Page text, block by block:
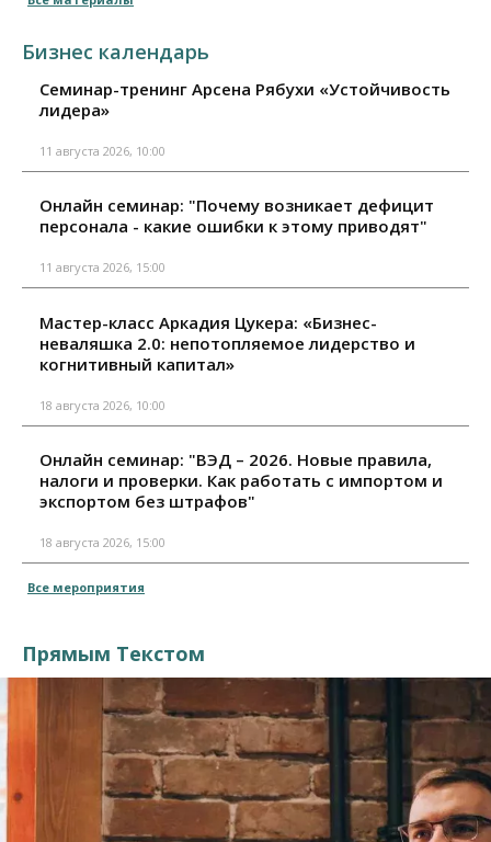
Бизнес календарь
Семинар-тренинг Арсена Рябухи «Устойчивость
лидера»
11 августа 2026, 10:00
Онлайн семинар: "Почему возникает дефицит
персонала - какие ошибки к этому приводят"
11 августа 2026, 15:00
Мастер-класс Аркадия Цукера: «Бизнес-
неваляшка 2.0: непотопляемое лидерство и
когнитивный капитал»
18 августа 2026, 10:00
Онлайн семинар: "ВЭД – 2026. Новые правила,
налоги и проверки. Как работать с импортом и
экспортом без штрафов"
18 августа 2026, 15:00
Все мероприятия
Прямым Текстом